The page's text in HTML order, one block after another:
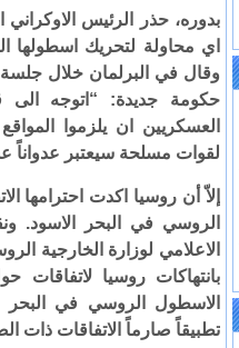
بدوره، حذر الرئيس
اي محاولة لتحريك اسطولها
وقال في البرلمان خلال
حكومة جديدة: “اتوجه الى
العسكريين ان يلزموا
لقوات مسلحة سيعتبر عدواناً
إلاّ أن روسيا اكدت احترامها
الروسي في البحر الاسود.
الاعلامي لوزارة الخارجية
بانتهاكات روسيا لاتفاقات
الاسطول الروسي في
تطبيقاً صارماً الاتفاقات ذات